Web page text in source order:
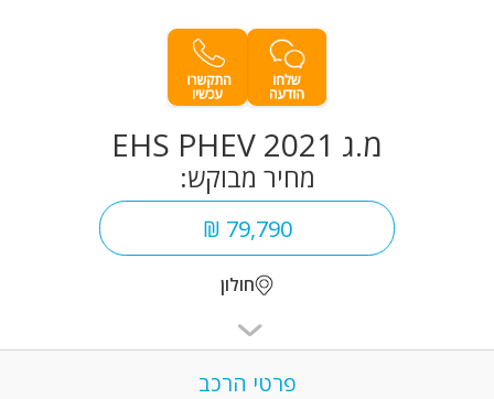
מ.ג EHS PHEV 2021
מחיר מבוקש:
79,790 ₪
חולון
פרטי הרכב